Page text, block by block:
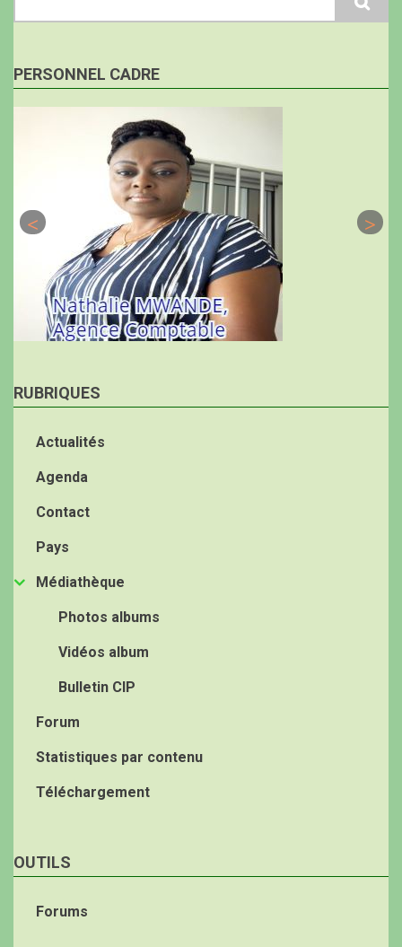
PERSONNEL CADRE
RUBRIQUES
Actualités
Agenda
Contact
Pays
Médiathèque
Photos albums
Vidéos album
Bulletin CIP
Forum
Statistiques par contenu
Téléchargement
OUTILS
Forums